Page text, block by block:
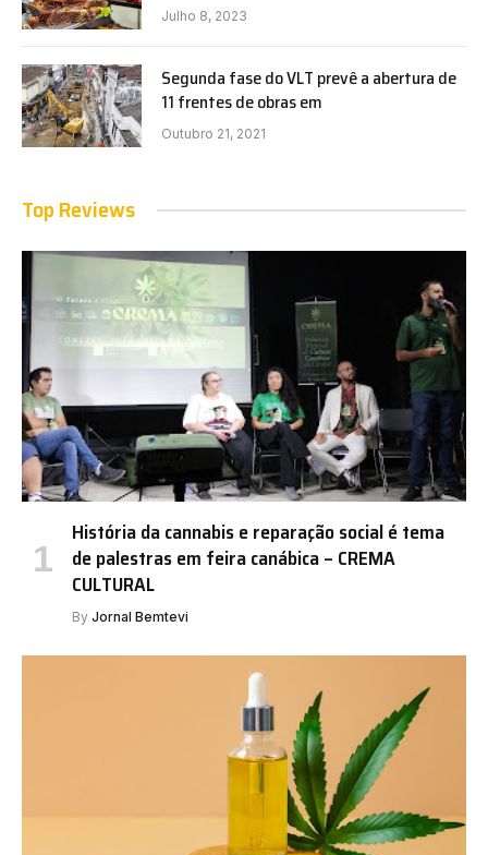
Julho 8, 2023
Segunda fase do VLT prevê a abertura de
11 frentes de obras em
Outubro 21, 2021
Top Reviews
História da cannabis e reparação social é tema
de palestras em feira canábica – CREMA
CULTURAL
By Jornal Bemtevi